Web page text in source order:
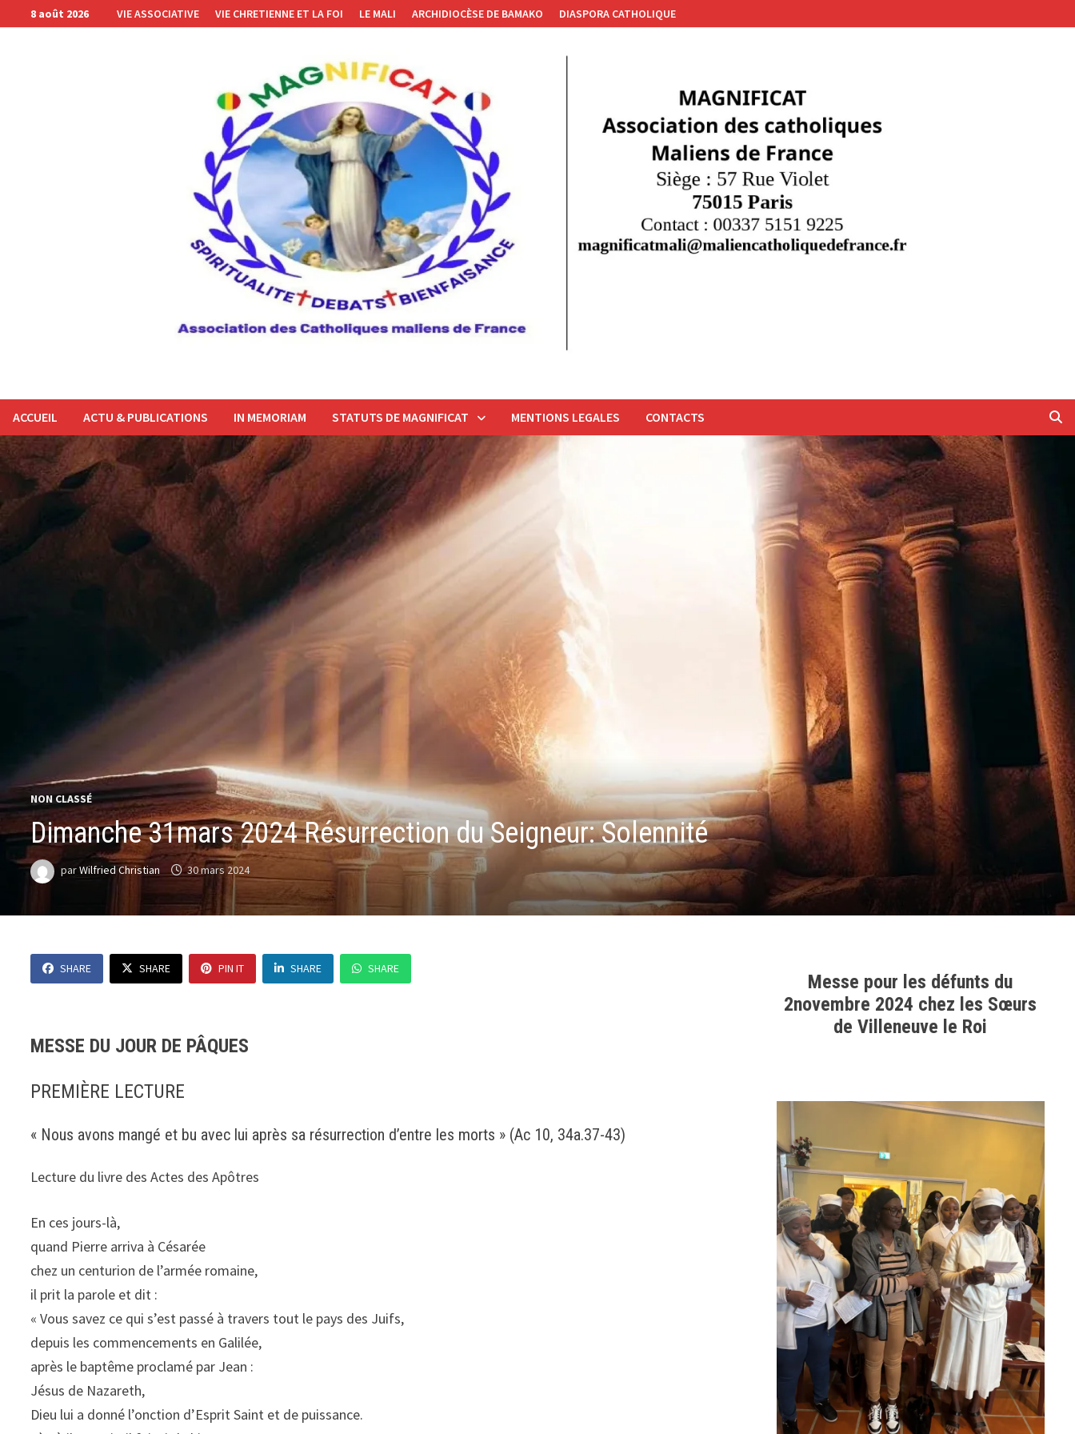
Passer
au
8 août 2026 VIE ASSOCIATIVE VIE CHRETIENNE ET LA FOI LE MALI ARCHIDIOCÈSE DE BAMAKO DIASPORA CATHOLIQUE
ACCUEIL ACTU & PUBLICATIONS IN MEMORIAM STATUTS DE MAGNIFICAT MENTIONS LEGALES CONTACTS
NON CLASSÉ
Dimanche 31mars 2024 Résurrection du Seigneur: Solennité
parWilfried Christian 30 mars 2024
SHARE SHARE PIN IT SHARE SHARE
MESSE DU JOUR DE PÂQUES
PREMIÈRE LECTURE
« Nous avons mangé et bu avec lui après sa résurrection d’entre les morts » (Ac 10, 34a.37-43)
Lecture du livre des Actes des Apôtres
En ces jours-là,
quand Pierre arriva à Césarée
chez un centurion de l’armée romaine,
il prit la parole et dit :
« Vous savez ce qui s’est passé à travers tout le pays des Juifs,
depuis les commencements en Galilée,
après le baptême proclamé par Jean :
Jésus de Nazareth,
Dieu lui a donné l’onction d’Esprit Saint et de puissance.
Messe pour les défunts du
2novembre 2024 chez les Sœurs
de Villeneuve le Roi